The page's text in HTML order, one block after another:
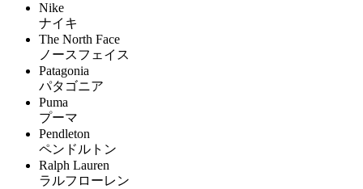
Nike
ナイキ
The North Face
ノースフェイス
Patagonia
パタゴニア
Puma
プーマ
Pendleton
ペンドルトン
Ralph Lauren
ラルフローレン